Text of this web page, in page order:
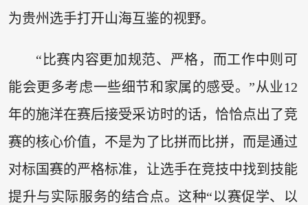
为贵州选手打开山海互鉴的视野。
“比赛内容更加规范、严格，而工作中则可
能会更多考虑一些细节和家属的感受。”从业12
年的施洋在赛后接受采访时的话，恰恰点出了竞
赛的核心价值，不是为了比拼而比拼，而是通过
对标国赛的严格标准，让选手在竞技中找到技能
提升与实际服务的结合点。这种“以赛促学、以